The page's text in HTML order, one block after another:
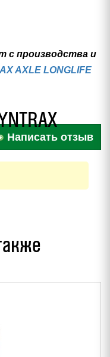
с производства и
AXLE LONGLIFE
Написать отзыв